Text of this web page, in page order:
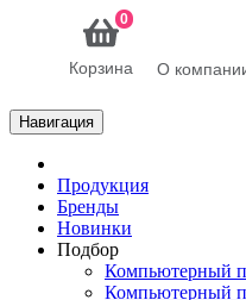
0
Корзина О
Навигация
Продукция
Бренды
Новинки
Подбор
Компьютерный
Компьютерный